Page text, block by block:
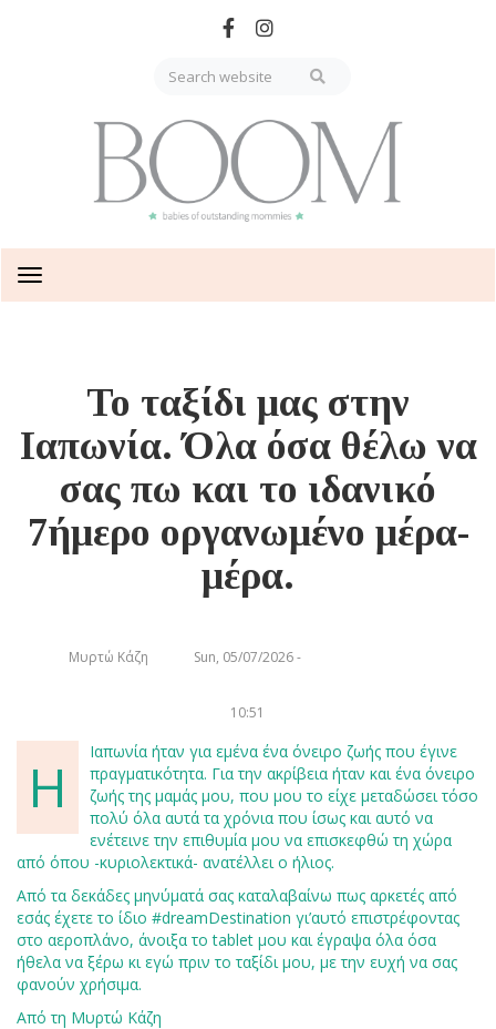
Toggle
navigation
Το ταξίδι μας στην
Ιαπωνία. Όλα όσα θέλω να
σας πω και το ιδανικό
7ήμερο οργανωμένο μέρα-
μέρα.
Μυρτώ Κάζη Sun, 05/07/2026 -
10:51
Η
Ιαπωνία ήταν για εμένα ένα όνειρο ζωής που έγινε
πραγματικότητα. Για την ακρίβεια ήταν και ένα όνειρο
ζωής της μαμάς μου, που μου το είχε μεταδώσει τόσο
πολύ όλα αυτά τα χρόνια που ίσως και αυτό να
ενέτεινε την επιθυμία μου να επισκεφθώ τη χώρα
από όπου -κυριολεκτικά- ανατέλλει ο ήλιος.
Από τα δεκάδες μηνύματά σας καταλαβαίνω πως αρκετές από
εσάς έχετε το ίδιο #dreamDestination γι’αυτό επιστρέφοντας
στο αεροπλάνο, άνοιξα το tablet μου και έγραψα όλα όσα
ήθελα να ξέρω κι εγώ πριν το ταξίδι μου, με την ευχή να σας
φανούν χρήσιμα.
Από τη Μυρτώ Κάζη